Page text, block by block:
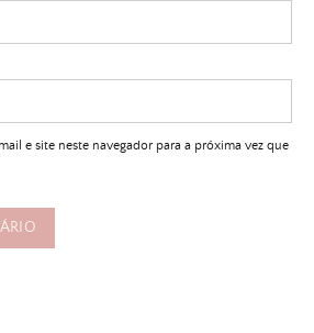
e site neste navegador para a próxima vez que